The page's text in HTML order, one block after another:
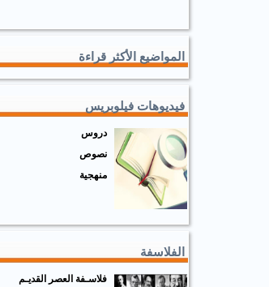
المواضيع الأكثر قراءة
فيديوهات فيلوبريس
دروس
نصوص
منهجية
الفلاسفة
فلاسـفة العصر القديـم